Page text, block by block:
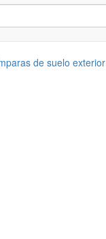
de suelo exterior